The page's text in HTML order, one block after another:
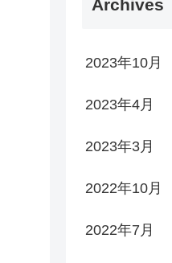
Archives
2023年10月
2023年4月
2023年3月
2022年10月
2022年7月